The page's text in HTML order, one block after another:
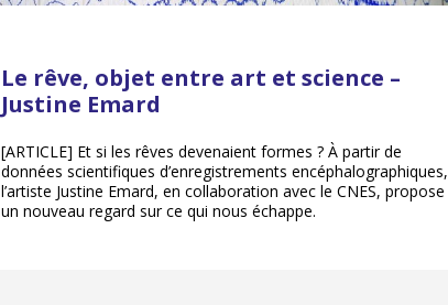
Le rêve, objet entre art et science –
Justine Emard
[ARTICLE] Et si les rêves devenaient formes ? À partir de
données scientifiques d’enregistrements encéphalographiques,
l’artiste Justine Emard, en collaboration avec le CNES, propose
un nouveau regard sur ce qui nous échappe.